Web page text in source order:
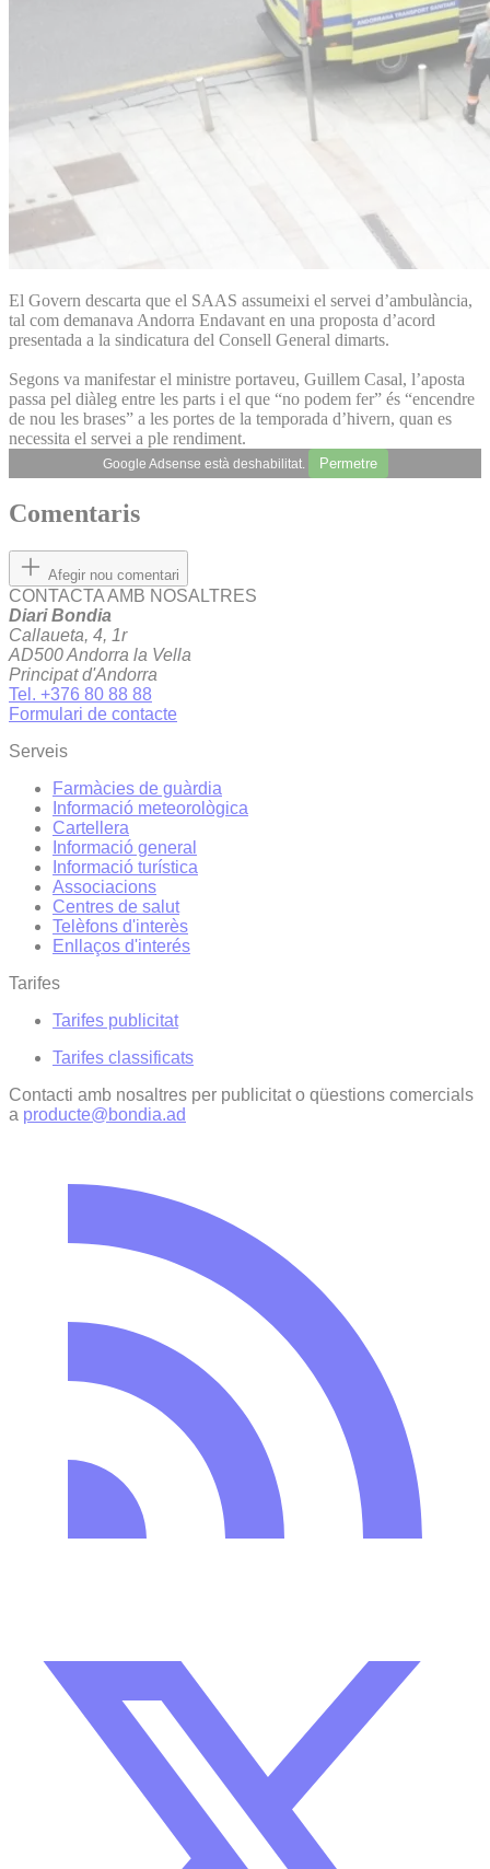
El Govern descarta que el SAAS assumeixi el servei d’ambulància,
tal com demanava Andorra Endavant en una proposta d’acord
presentada a la sindicatura del Consell General dimarts.
Segons va manifestar el ministre portaveu, Guillem Casal, l’aposta
passa pel diàleg entre les parts i el que “no podem fer” és “encendre
de nou les brases” a les portes de la temporada d’hivern, quan es
necessita el servei a ple rendiment.
Google Adsense està deshabilitat. Permetre
Comentaris
Afegir nou comentari
CONTACTA AMB NOSALTRES
Diari Bondia
Callaueta, 4, 1r
AD500 Andorra la Vella
Principat d'Andorra
Tel. +376 80 88 88
Formulari de contacte
Serveis
Farmàcies de guàrdia
Informació meteorològica
Cartellera
Informació general
Informació turística
Associacions
Centres de salut
Telèfons d'interès
Enllaços d'interés
Tarifes
Tarifes publicitat
Tarifes classificats
Contacti amb nosaltres per publicitat o qüestions comercials
a producte@bondia.ad